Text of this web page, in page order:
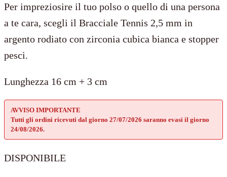
Per impreziosire il tuo polso o quello di una persona
a te cara, scegli il Bracciale Tennis 2,5 mm in
argento rodiato con zirconia cubica bianca e stopper
pesci.
Lunghezza 16 cm + 3 cm
AVVISO IMPORTANTE
Tutti gli ordini ricevuti dal giorno 27/07/2026 saranno evasi il giorno
24/08/2026.
DISPONIBILE